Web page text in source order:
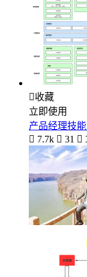
收藏
立即使用
产品经理技
 7.7k  31 